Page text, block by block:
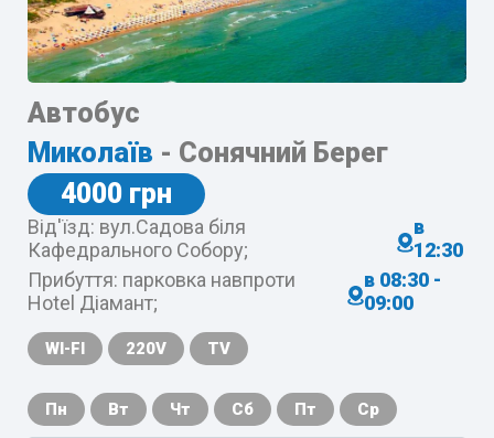
Автобус
Миколаїв - Сонячний Берег
4000 грн
Від'їзд: вул.Садова біля
Кафедрального Собору;
в
12:30
Прибуття: парковка навпроти
Hotel Діамант;
в 08:30 -
09:00
WI-FI 220V TV
Пн Вт Чт Сб Пт Ср